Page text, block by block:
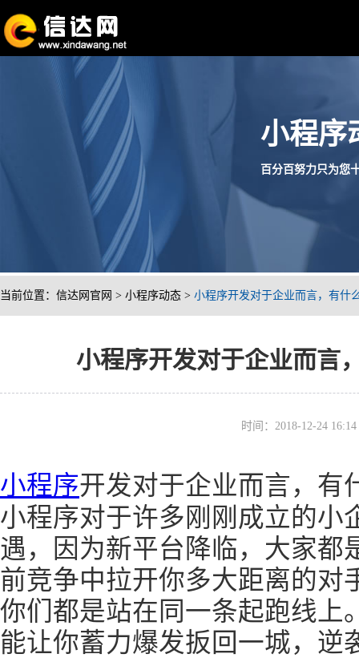
小程序
百分百努力只为您
当前位置： 信达网官网 > 小程序动态 > 小程序开发对于企业而言，有什
小程序开发对于企业而言
时间：2018-12-24
小程序开发对于企业而言，有
小程序对于许多刚刚成立的小
遇，因为新平台降临，大家都
前竞争中拉开你多大距离的对
你们都是站在同一条起跑线上
能让你蓄力爆发扳回一城，逆